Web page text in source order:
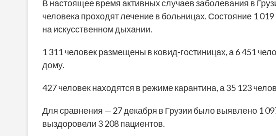
В настоящее время активных случаев заболевания в
человека проходят лечение в больницах. Состояние 1
на искусственном дыхании.
1 311 человек размещены в ковид-гостиницах, а 6 451
дому.
427 человек находятся в режиме карантина, а 35 123
Для сравнения — 27 декабря в Грузии было выявлено 1
выздоровели 3 208 пациентов.